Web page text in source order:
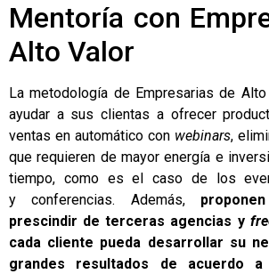
Mentoría con
Alto Valor
La metodología de Empresarias de
ayudar a sus clientas a ofrecer
ventas en automático con webinars,
que requieren de mayor energía e
tiempo, como es el caso de los
y conferencias. Además,
prescindir de terceras agencias y
cada cliente pueda desarrollar su
grandes resultados de acuerdo